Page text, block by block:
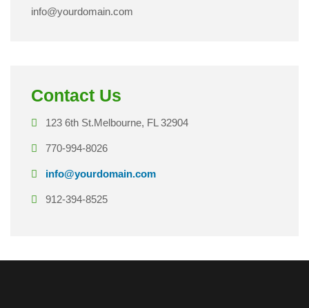
info@yourdomain.com
Contact Us
123 6th St.Melbourne, FL 32904
770-994-8026
info@yourdomain.com
912-394-8525